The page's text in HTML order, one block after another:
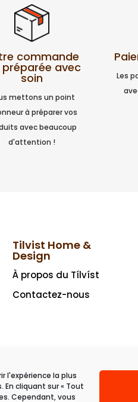
l'expérience la plus
cliquant sur « Tout
Cependant, vous
commande
avec
soin
mettons un point
à préparer vos
avec beaucoup
d'attention !
Les
Tilvist Home &
Design
À propos du Tílvíst
Contactez-nous